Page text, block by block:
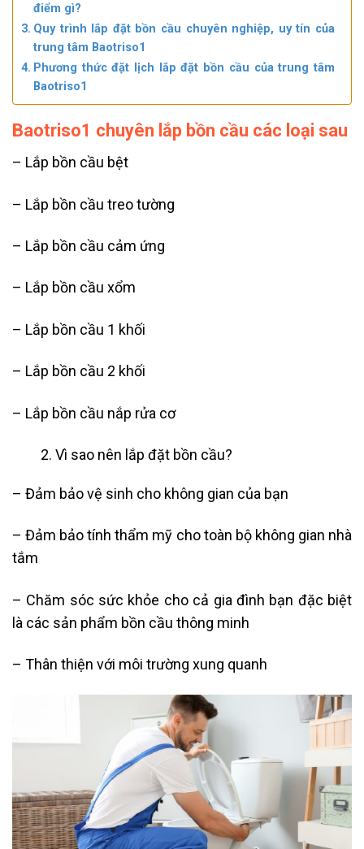
điểm gì?
Quy trình lắp đặt bồn cầu chuyên nghiệp, uy tín của
trung tâm Baotriso1
Phương thức đặt lịch lắp đặt bồn cầu của trung tâm
Baotriso1
Baotriso1 chuyên lắp bồn cầu các loại sau
– Lắp bồn cầu bệt
– Lắp bồn cầu treo tường
– Lắp bồn cầu cảm ứng
– Lắp bồn cầu xổm
– Lắp bồn cầu 1 khối
– Lắp bồn cầu 2 khối
– Lắp bồn cầu nắp rửa cơ
Vì sao nên lắp đặt bồn cầu?
– Đảm bảo vệ sinh cho không gian của bạn
– Đảm bảo tính thẩm mỹ cho toàn bộ không gian nhà
tắm
– Chăm sóc sức khỏe cho cả gia đình bạn đặc biệt
là các sản phẩm bồn cầu thông minh
– Thân thiện với môi trường xung quanh